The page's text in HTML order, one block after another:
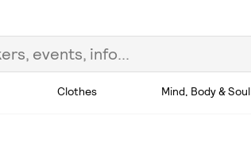
Clothes Mind, Body & Soul